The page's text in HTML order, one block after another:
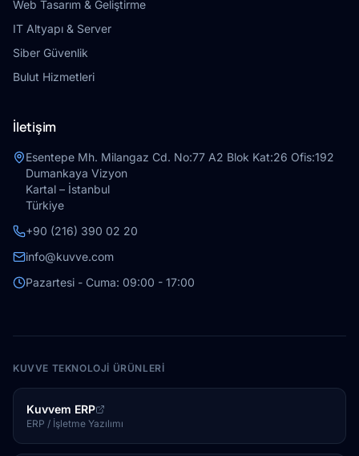
Web Tasarım & Geliştirme
IT Altyapı & Server
Siber Güvenlik
Bulut Hizmetleri
İletişim
Esentepe Mh. Milangaz Cd. No:77 A2 Blok Kat:26 Ofis:192
Dumankaya Vizyon
Kartal – İstanbul
Türkiye
+90 (216) 390 02 20
info@kuvve.com
Pazartesi - Cuma: 09:00 - 17:00
KUVVE TEKNOLOJI ÜRÜNLERI
Kuvvem ERP
ERP / İşletme Yazılımı